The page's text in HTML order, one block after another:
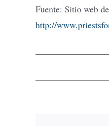
Fuente: Sitio web
http://